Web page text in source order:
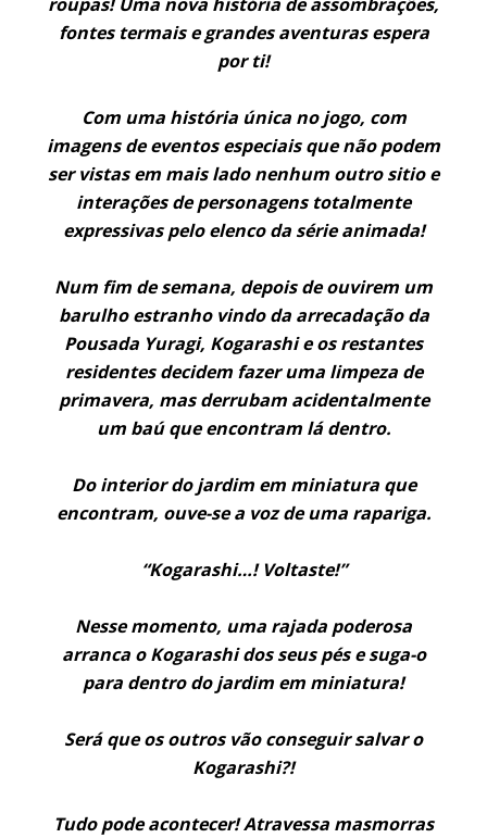
fontes termais e grandes aventuras espera
por ti!
Com uma história única no jogo, com
imagens de eventos especiais que não podem
ser vistas em mais lado nenhum outro sitio e
interações de personagens totalmente
expressivas pelo elenco da série animada!
Num fim de semana, depois de ouvirem um
barulho estranho vindo da arrecadação da
Pousada Yuragi, Kogarashi e os restantes
residentes decidem fazer uma limpeza de
primavera, mas derrubam acidentalmente
um baú que encontram lá dentro.
Do interior do jardim em miniatura que
encontram, ouve-se a voz de uma rapariga.
“Kogarashi…! Voltaste!”
Nesse momento, uma rajada poderosa
arranca o Kogarashi dos seus pés e suga-o
para dentro do jardim em miniatura!
Será que os outros vão conseguir salvar o
Kogarashi?!
Tudo pode acontecer! Atravessa masmorras